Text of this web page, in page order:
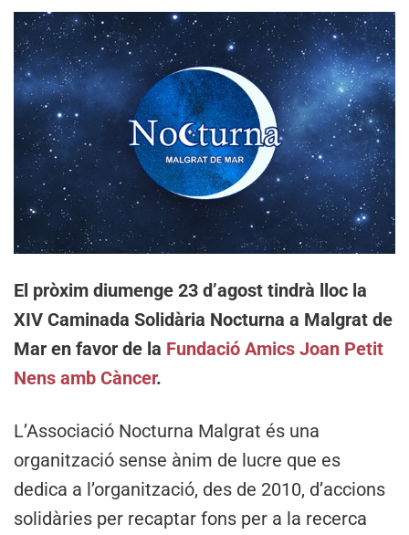
El pròxim diumenge 23 d’agost tindrà lloc la
XIV Caminada Solidària Nocturna a Malgrat de
Mar en favor de la Fundació Amics Joan Petit
Nens amb Càncer.
L’Associació Nocturna Malgrat és una
organització sense ànim de lucre que es
dedica a l’organització, des de 2010, d’accions
solidàries per recaptar fons per a la recerca